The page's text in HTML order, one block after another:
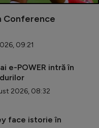
Conference
09:21
e-POWER intră în
2026, 08:32
face istorie în